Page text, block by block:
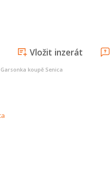
Vložit inzerát
Garsonka koupě Senica